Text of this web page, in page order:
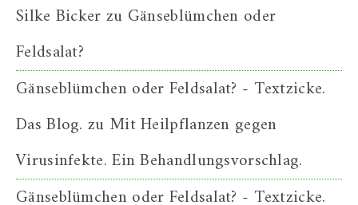
Silke Bickerzu Gänseblümchen oder
Feldsalat?
Gänseblümchen oder Feldsalat? - Textzicke.
Das Blog. zu Mit Heilpflanzen gegen
Virusinfekte. Ein Behandlungsvorschlag.
Gänseblümchen oder Feldsalat? - Textzicke.